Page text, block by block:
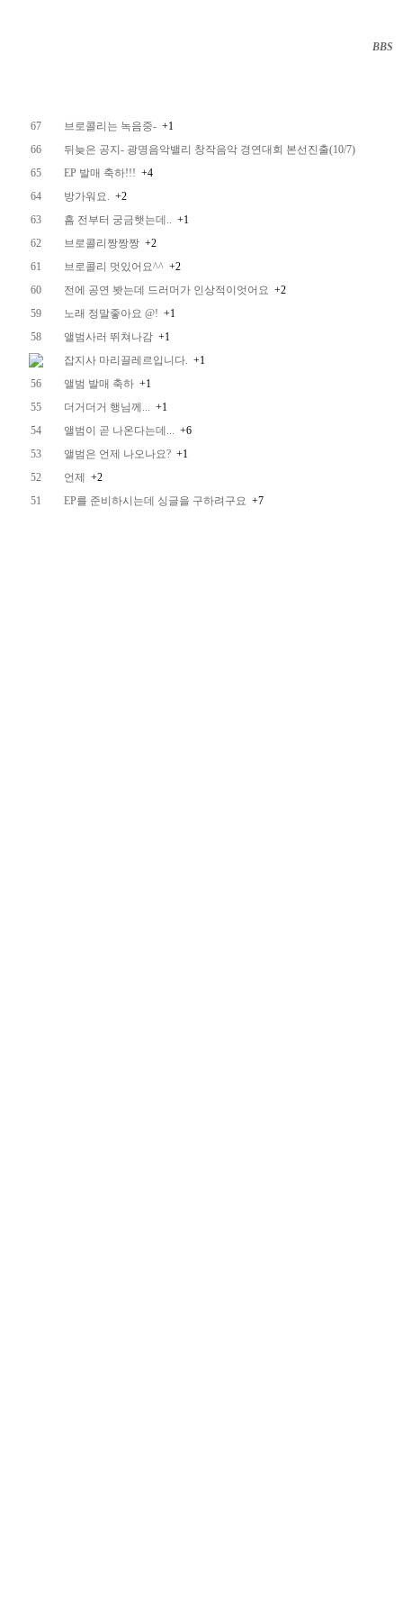
BBS
67 브로콜리는 녹음중- +1
66
뒤늦은 공지- 광명음악밸리 창작음악 경연대회 본선진출(10/7)
65
EP 발매 축하!!! +4
64
방가워요. +2
63
흠 전부터 궁금햇는데.. +1
62
브로콜리짱짱짱 +2
61
브로콜리 멋있어요^^ +2
60
전에 공연 봣는데 드러머가 인상적이엇어요 +2
59
노래 정말좋아요 @! +1
58
앨범사러 뛰쳐나감 +1
잡지사 마리끌레르입니다. +1
56
앨범 발매 축하 +1
55
더거더거 행님께... +1
54
앨범이 곧 나온다는데... +6
53
앨범은 언제 나오나요? +1
52
언제
+2
51
EP를 준비하시는데 싱글을 구하려구요 +7